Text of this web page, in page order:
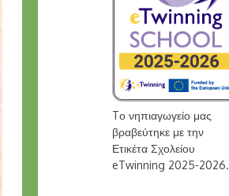
Tο νηπιαγωγείο μας
βραβεύτηκε με την
Ετικέτα Σχολείου
eTwinning 2025-2026.